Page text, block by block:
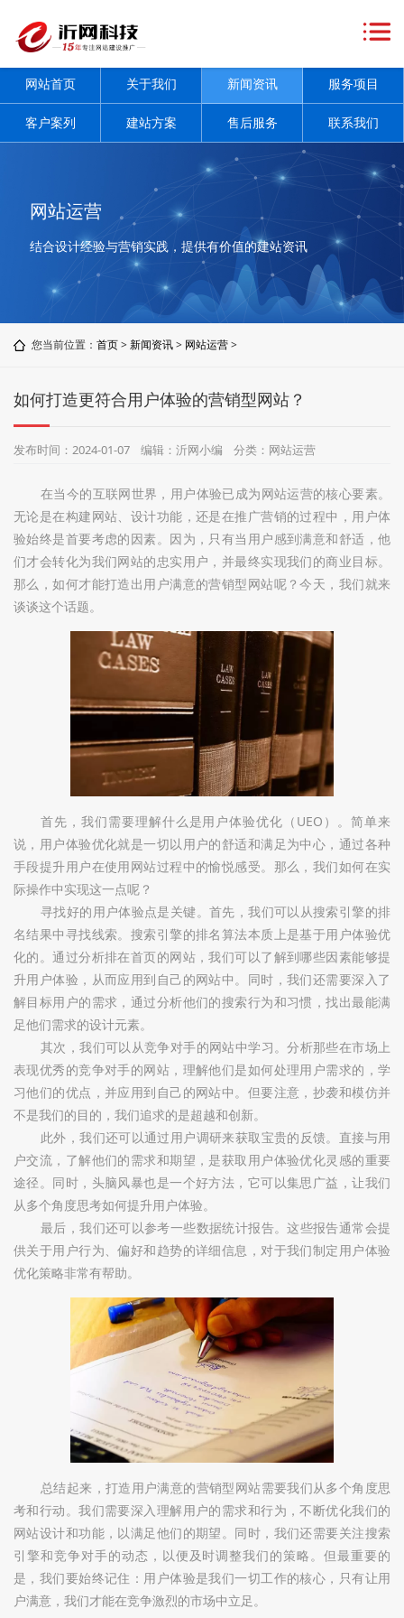
首
页
于
我
新
闻
服
案
服
务
系
我
们
网站首页 关于我们 新闻资讯 服务项目
客户案列 建站方案 售后服务 联系我们
网站运营
结合设计经验与营销实践，提供有价值的建站资讯
您当前位置： 首页>新闻资讯> 网站运营>
如何打造更符合用户体验的营销型网站？
发布时间：2024-01-07 编辑：沂网小编 分类：网站运营
在当今的互联网世界，用户体验已成为网站运营的核心要素。
无论是在构建网站、设计功能，还是在推广营销的过程中，用户体
验始终是首要考虑的因素。因为，只有当用户感到满意和舒适，他
们才会转化为我们网站的忠实用户，并最终实现我们的商业目标。
那么，如何才能打造出用户满意的营销型网站呢？今天，我们就来
谈谈这个话题。
首先，我们需要理解什么是用户体验优化（UEO）。简单来
说，用户体验优化就是一切以用户的舒适和满足为中心，通过各种
手段提升用户在使用网站过程中的愉悦感受。那么，我们如何在实
际操作中实现这一点呢？
寻找好的用户体验点是关键。首先，我们可以从搜索引擎的排
名结果中寻找线索。搜索引擎的排名算法本质上是基于用户体验优
化的。通过分析排在首页的网站，我们可以了解到哪些因素能够提
升用户体验，从而应用到自己的网站中。同时，我们还需要深入了
解目标用户的需求，通过分析他们的搜索行为和习惯，找出最能满
足他们需求的设计元素。
其次，我们可以从竞争对手的网站中学习。分析那些在市场上
表现优秀的竞争对手的网站，理解他们是如何处理用户需求的，学
习他们的优点，并应用到自己的网站中。但要注意，抄袭和模仿并
不是我们的目的，我们追求的是超越和创新。
此外，我们还可以通过用户调研来获取宝贵的反馈。直接与用
户交流，了解他们的需求和期望，是获取用户体验优化灵感的重要
途径。同时，头脑风暴也是一个好方法，它可以集思广益，让我们
从多个角度思考如何提升用户体验。
最后，我们还可以参考一些数据统计报告。这些报告通常会提
供关于用户行为、偏好和趋势的详细信息，对于我们制定用户体验
优化策略非常有帮助。
总结起来，打造用户满意的营销型网站需要我们从多个角度思
考和行动。我们需要深入理解用户的需求和行为，不断优化我们的
网站设计和功能，以满足他们的期望。同时，我们还需要关注搜索
引擎和竞争对手的动态，以便及时调整我们的策略。但最重要的
是，我们要始终记住：用户体验是我们一切工作的核心，只有让用
户满意，我们才能在竞争激烈的市场中立足。